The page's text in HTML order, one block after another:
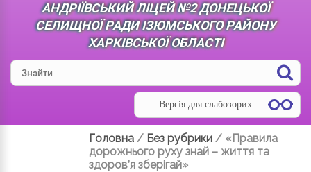
АНДРІЇВСЬКИЙ ЛІЦЕЙ №2 ДОНЕЦЬКОЇ
СЕЛИЩНОЇ РАДИ ІЗЮМСЬКОГО РАЙОНУ
ХАРКІВСЬКОЇ ОБЛАСТІ
Версія для слабозорих
Головна / Без рубрики / «Правила
дорожнього руху знай – життя та
здоров’я зберігай»